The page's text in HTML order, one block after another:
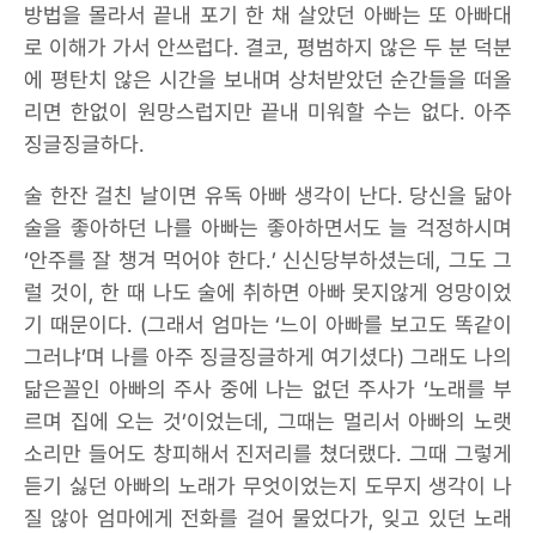
방법을 몰라서 끝내 포기 한 채 살았던 아빠는 또 아빠대
로 이해가 가서 안쓰럽다. 결코, 평범하지 않은 두 분 덕분
에 평탄치 않은 시간을 보내며 상처받았던 순간들을 떠올
리면 한없이 원망스럽지만 끝내 미워할 수는 없다. 아주
징글징글하다.
술 한잔 걸친 날이면 유독 아빠 생각이 난다. 당신을 닮아
술을 좋아하던 나를 아빠는 좋아하면서도 늘 걱정하시며
‘안주를 잘 챙겨 먹어야 한다.’ 신신당부하셨는데, 그도 그
럴 것이, 한 때 나도 술에 취하면 아빠 못지않게 엉망이었
기 때문이다. (그래서 엄마는 ‘느이 아빠를 보고도 똑같이
그러냐’며 나를 아주 징글징글하게 여기셨다) 그래도 나의
닮은꼴인 아빠의 주사 중에 나는 없던 주사가 ‘노래를 부
르며 집에 오는 것’이었는데, 그때는 멀리서 아빠의 노랫
소리만 들어도 창피해서 진저리를 쳤더랬다. 그때 그렇게
듣기 싫던 아빠의 노래가 무엇이었는지 도무지 생각이 나
질 않아 엄마에게 전화를 걸어 물었다가, 잊고 있던 노래